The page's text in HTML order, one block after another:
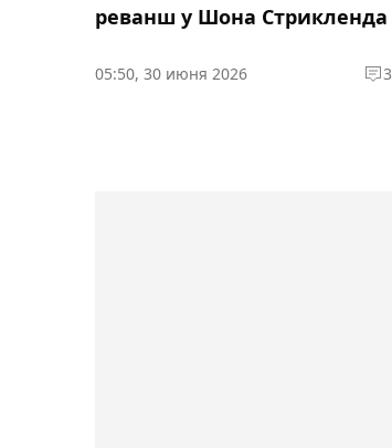
реванш у Шона Стрикленда
05:50, 30 июня 2026 3